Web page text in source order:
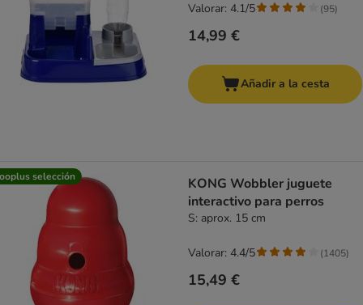
14,99 €
Valorar: 4.1/5 (95)
Añadir a la cesta
selección
KONG Wobbler juguete
interactivo para perros
S: aprox. 15 cm
15,49 €
Valorar: 4.4/5 (1405)